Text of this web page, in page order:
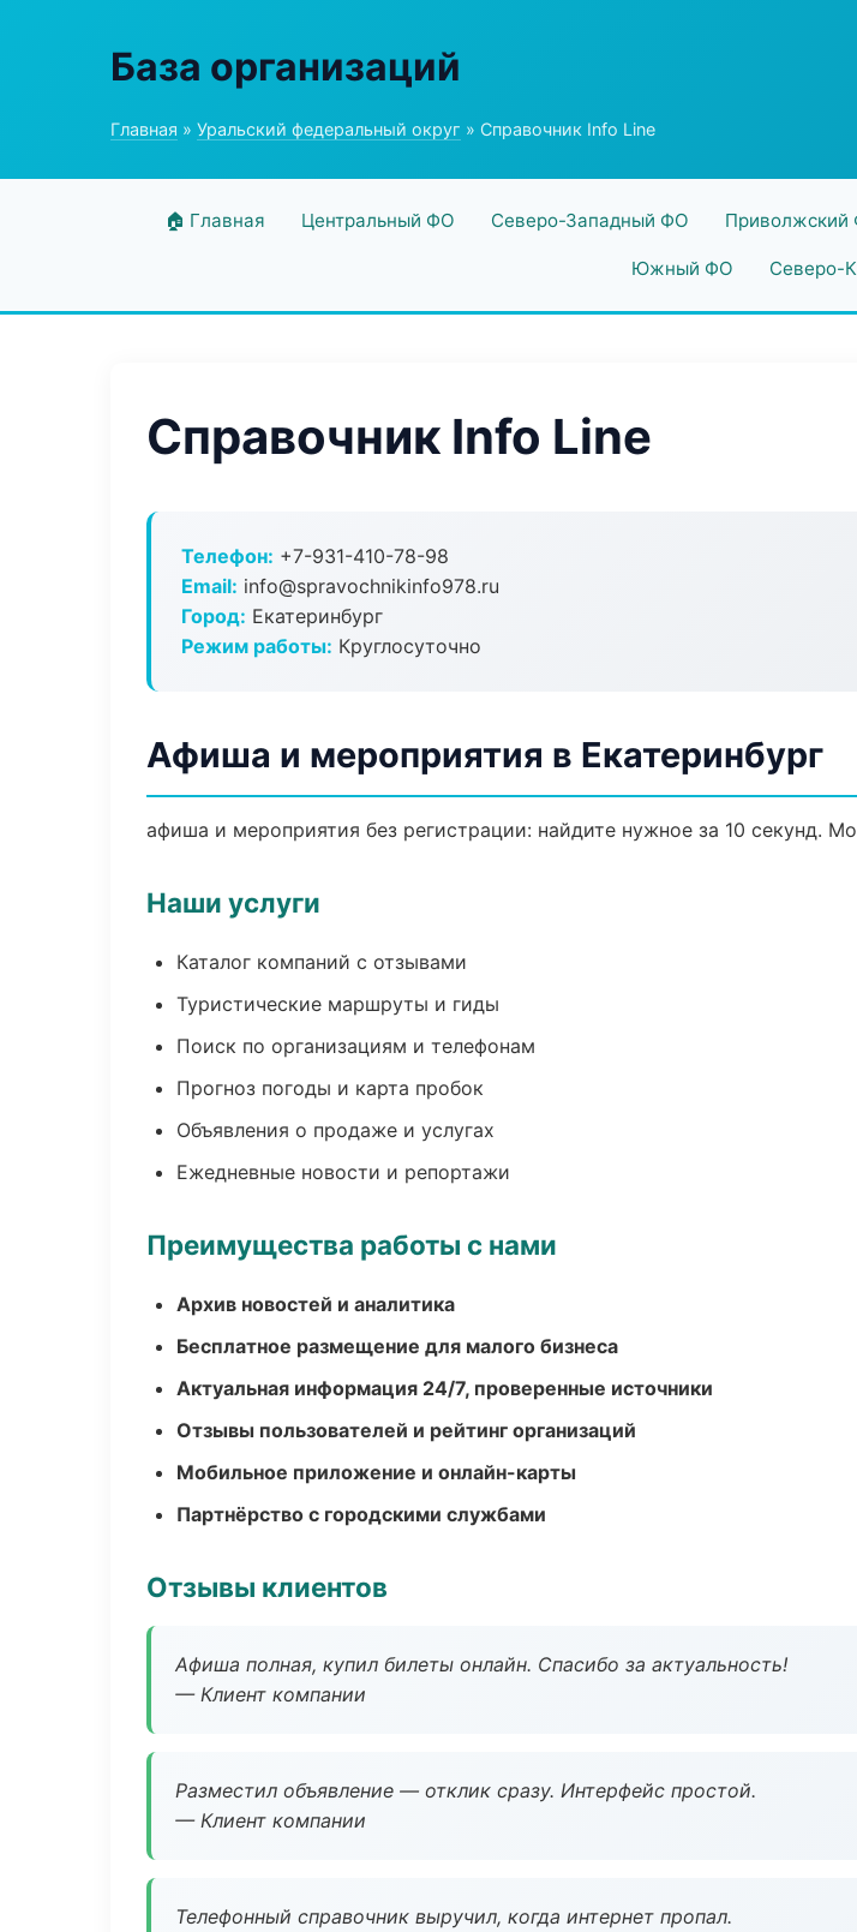
База организаций
Главная » Уральский федеральный округ » Справочник Info Line
🏠 Главная Центральный ФО Северо-Западный ФО Приволжский
Южный ФО Северо-
Справочник Info Line
Телефон: +7-931-410-78-98
Email: info@spravochnikinfo978.ru
Город: Екатеринбург
Режим работы: Круглосуточно
Афиша и мероприятия в Екатеринбург
афиша и мероприятия без регистрации: найдите нужное за 10 секунд.
Наши услуги
Каталог компаний с отзывами
Туристические маршруты и гиды
Поиск по организациям и телефонам
Прогноз погоды и карта пробок
Объявления о продаже и услугах
Ежедневные новости и репортажи
Преимущества работы с нами
Архив новостей и аналитика
Бесплатное размещение для малого бизнеса
Актуальная информация 24/7, проверенные источники
Отзывы пользователей и рейтинг организаций
Мобильное приложение и онлайн-карты
Партнёрство с городскими службами
Отзывы клиентов
Афиша полная, купил билеты онлайн. Спасибо за актуальность!
— Клиент компании
Разместил объявление — отклик сразу. Интерфейс простой.
— Клиент компании
Телефонный справочник выручил, когда интернет пропал.